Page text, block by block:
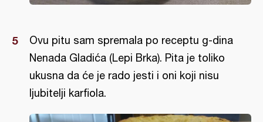
Ovu pitu sam spremala po receptu g-dina
Nenada Gladića (Lepi Brka). Pita je toliko
ukusna da će je rado jesti i oni koji nisu
ljubitelji karfiola.